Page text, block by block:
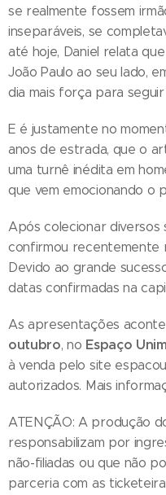
se realmente fossem
inseparáveis, se
até hoje, Daniel relata
João Paulo ao seu lado,
dia mais força para
E é justamente no
anos de estrada, que o
uma turnê inédita em
que vem emocionando o
Após colecionar diversos
confirmou recentemente
Devido ao grande
datas confirmadas na
As apresentações
outubro, no Espaço
à venda pelo site
autorizados. Mais
ATENÇÃO: A produção
responsabilizam por
não-filiadas ou que não
parceria com as